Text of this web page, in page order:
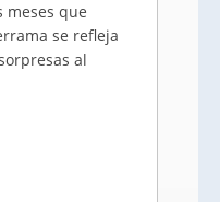
meses que
se refleja
al